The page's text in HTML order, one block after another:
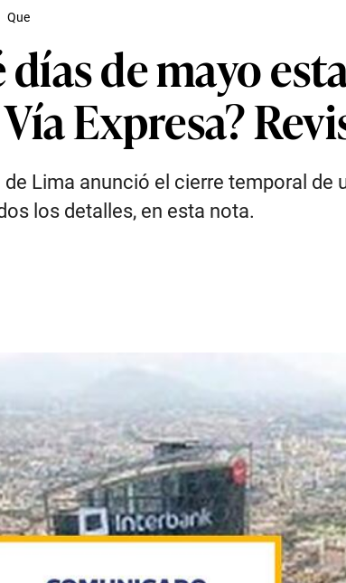
Que
de mayo
Expresa?
Lima anunció el cierre temporal
los detalles, en esta nota.